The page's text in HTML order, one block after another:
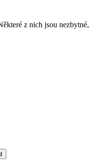
z nich jsou